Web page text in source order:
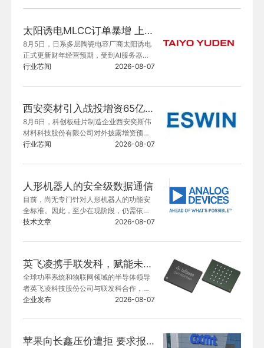
气供应的长期稳定提供了有力支撑。
太阳诱电MLCC订单暴增 上调本财年业绩预期及资本开支
8月5日，日系多层陶瓷电容厂商太阳诱电
正式更新财年经营预期，受到AI服务器专
用MLCC订单超出预期、日元贬值带来汇
6‑2027财年（2026年4月至次年3月）各
行业芯闻 2026-08-07
西安奕材引入战投增资65亿元，加码武汉12英寸硅片基地建设
8月6日，科创板硅片制造企业西安奕斯伟
材料科技股份有限公司对外披露增资预
案，上市公司计划引入多家战略投资方，
限公司新增65亿元投资；全部资金经由武
伟武汉硅材料基地加速建设、按期投产。
行业芯闻 2026-08-07
人形机器人的安全级数据通信
目前，尚无专门针对人形机器人的功能安
全标准。因此，至少在现阶段，仍需依据
现有标准提供指导，包括IEC 61508（通
器人）、ISO 13849（机械安全）、IEC 6
人形机器人在未来可能会更多依赖IEC 615
08标准，相关内容将在后续博客中详述。
技术文章 2026-08-07
英飞凌携手联发科，赋能未来汽车智能座舱解决方案
全球功率系统和物联网领域的半导体领导
者英飞凌科技股份公司与联发科合作，为
未来汽车打造先进、AI驱动的汽车座舱体
企业发布 2026-08-07
苹果向长鑫压价遭拒 要求报价不低于三星电子和SK海力士